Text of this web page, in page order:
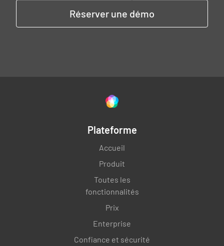
Réserver une démo
Plateforme
Accueil
Produit
Toutes les
fonctionnalités
Prix
Enterprise
Confiance et sécurité